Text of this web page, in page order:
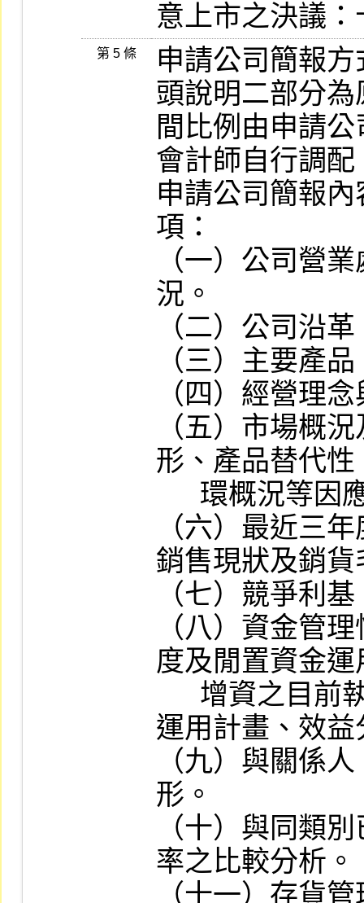
意上市之決議
第 5 條
申請公司簡報
頭說明二部分
間比例由申請
會計師自行調配
申請公司簡報
項：
（一）公司營
況。
（二）公司沿革
（三）主要產
（四）經營理
（五）市場概
形、產品替代
（六）最近三
銷售現狀及銷
（七）競爭利
（八）資金管
度及閒置資金
運用計畫、效
（九）與關係
形。
（十）與同類
率之比較分析。
（十一）存貨